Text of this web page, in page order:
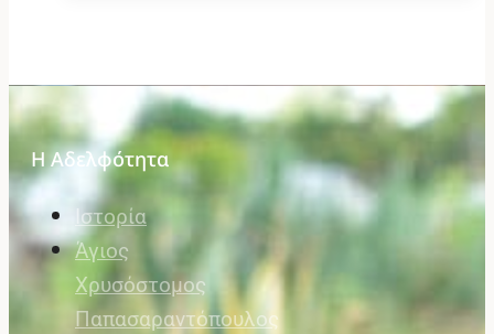
Η Αδελφότητα
Ιστορία
Άγιος
Χρυσόστομος
Παπασαραντόπουλος